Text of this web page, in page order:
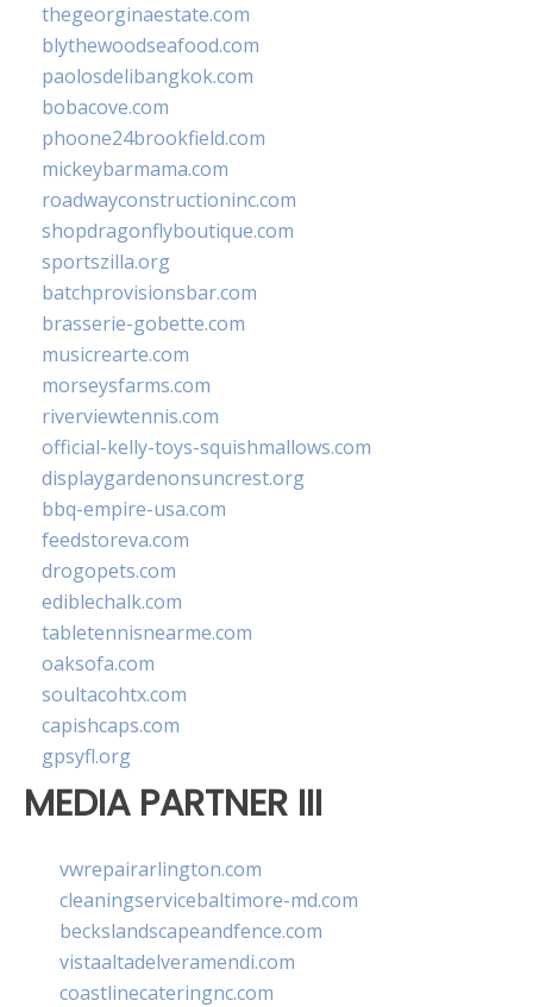
thegeorginaestate.com
blythewoodseafood.com
paolosdelibangkok.com
bobacove.com
phoone24brookfield.com
mickeybarmama.com
roadwayconstructioninc.com
shopdragonflyboutique.com
sportszilla.org
batchprovisionsbar.com
brasserie-gobette.com
musicrearte.com
morseysfarms.com
riverviewtennis.com
official-kelly-toys-squishmallows.com
displaygardenonsuncrest.org
bbq-empire-usa.com
feedstoreva.com
drogopets.com
ediblechalk.com
tabletennisnearme.com
oaksofa.com
soultacohtx.com
capishcaps.com
gpsyfl.org
MEDIA PARTNER III
vwrepairarlington.com
cleaningservicebaltimore-md.com
beckslandscapeandfence.com
vistaaltadelveramendi.com
coastlinecateringnc.com